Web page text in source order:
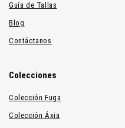
Guía de Tallas
Blog
Contáctanos
Colecciones
Colección Fuga
Colección Áxia